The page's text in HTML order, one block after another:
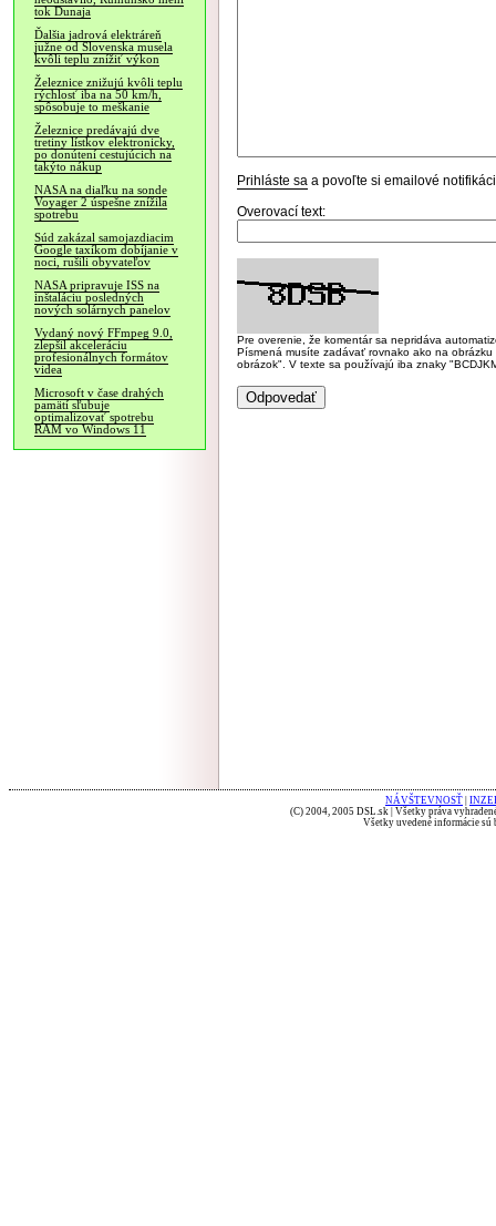
tok Dunaja
Ďalšia jadrová elektráreň
južne od Slovenska musela
kvôli teplu znížiť výkon
Železnice znižujú kvôli teplu
rýchlosť iba na 50 km/h,
spôsobuje to meškanie
Železnice predávajú dve
tretiny lístkov elektronicky,
po donútení cestujúcich na
takýto nákup
NASA na diaľku na sonde
Voyager 2 úspešne znížila
spotrebu
Súd zakázal samojazdiacim
Google taxíkom dobíjanie v
noci, rušili obyvateľov
NASA pripravuje ISS na
inštaláciu posledných
nových solárnych panelov
Vydaný nový FFmpeg 9.0,
zlepšil akceleráciu
profesionálnych formátov
videa
Microsoft v čase drahých
pamätí sľubuje
optimalizovať spotrebu
RAM vo Windows 11
Prihláste sa a povoľte si emailové
Overovací text:
Pre overenie, že komentár sa nepridáva
Písmená musíte zadávať rovnako ako na
obrázok". V texte sa používajú iba znaky
NÁVŠTEVNOSŤ
(C) 2004, 2005 DSL.sk | Všetky práva
Všetky uvedené informácie sú